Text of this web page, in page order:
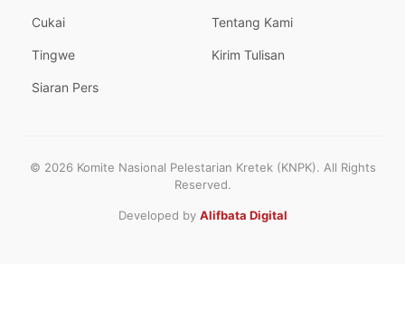
Cukai
Tingwe
Siaran Pers
Tentang Kami
Kirim Tulisan
© 2026 Komite Nasional Pelestarian Kretek (KNPK). All Rights
Reserved.
Developed by Alifbata Digital